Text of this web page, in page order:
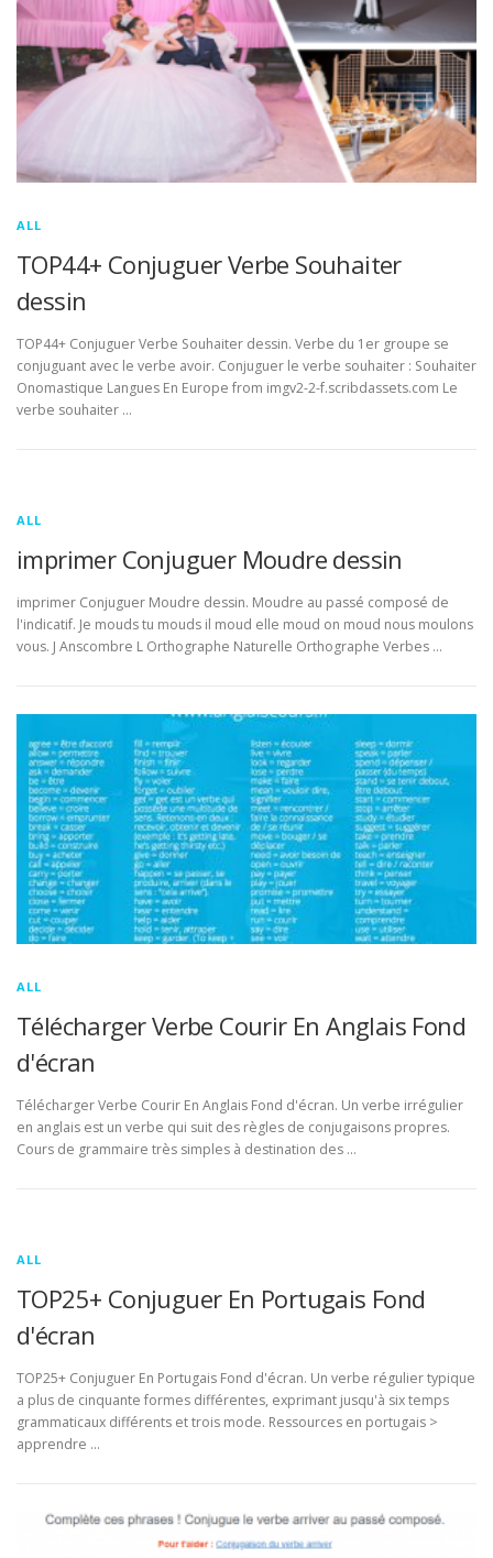
ALL
TOP44+ Conjuguer Verbe Souhaiter
dessin
TOP44+ Conjuguer Verbe Souhaiter dessin. Verbe du 1er groupe se
conjuguant avec le verbe avoir. Conjuguer le verbe souhaiter : Souhaiter
Onomastique Langues En Europe from imgv2-2-f.scribdassets.com Le
verbe souhaiter …
ALL
imprimer Conjuguer Moudre dessin
imprimer Conjuguer Moudre dessin. Moudre au passé composé de
l'indicatif. Je mouds tu mouds il moud elle moud on moud nous moulons
vous. J Anscombre L Orthographe Naturelle Orthographe Verbes …
ALL
Télécharger Verbe Courir En Anglais Fond
d'écran
Télécharger Verbe Courir En Anglais Fond d'écran. Un verbe irrégulier
en anglais est un verbe qui suit des règles de conjugaisons propres.
Cours de grammaire très simples à destination des …
ALL
TOP25+ Conjuguer En Portugais Fond
d'écran
TOP25+ Conjuguer En Portugais Fond d'écran. Un verbe régulier typique
a plus de cinquante formes différentes, exprimant jusqu'à six temps
grammaticaux différents et trois mode. Ressources en portugais >
apprendre …